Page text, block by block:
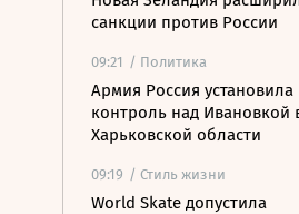
санкции против России
09:21 / Политика
Армия Россия установила
контроль над Ивановкой
Харьковской области
09:19 / Стиль жизни
World Skate допустила